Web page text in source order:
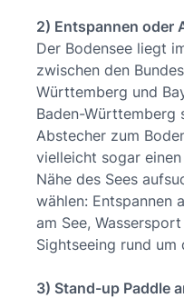
2) Entspannen oder
Der Bodensee liegt
zwischen den
Württemberg und
Baden-Württemberg
Abstecher zum
vielleicht sogar
Nähe des Sees
wählen: Entspannen
am See,
Sightseeing rund um
3) Stand-up Paddle